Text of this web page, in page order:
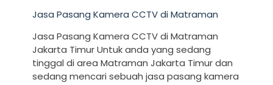
Jasa Pasang Kamera CCTV di Matraman
Jasa Pasang Kamera CCTV di Matraman
Jakarta Timur Untuk anda yang sedang
tinggal di area Matraman Jakarta Timur dan
sedang mencari sebuah jasa pasang kamera